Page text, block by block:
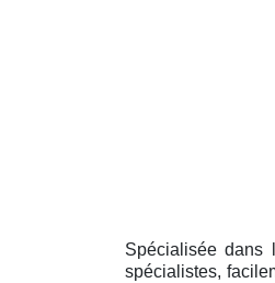
Spécialisée dans
spécialistes,